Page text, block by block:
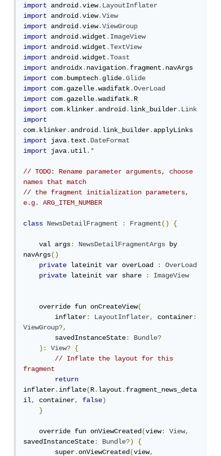
import
android.view.LayoutInflater
import
android.view.View
import
android.view.ViewGroup
import
android.widget.ImageView
import
android.widget.TextView
import
android.widget.Toast
import
androidx.navigation.fragment.
import
com.bumptech.glide.Glide
import
com.gazelle.wadifatk.OverLoad
import
com.gazelle.wadifatk.
import
com.klinker.android.link_builder.Link
import
com.klinker.android.link_builder.
import
java.text.DateFormat
import
java.util.*
// TODO: Rename parameter arguments, choose
names that match
// the fragment initialization parameters,
e.g. ARG_ITEM_NUMBER
class NewsDetailFragment : Fragment() {
    val args
: NewsDetailFragmentArgs by
navArgs()
private lateinit var overLoad :
OverLoad
private lateinit var share : ImageView
    override fun onCreateView
(
        inflater
: LayoutInflater, container:
ViewGroup?,
        savedInstanceState
: Bundle?
):
View?
{
// Inflate the layout for this
fragment
return
inflater.inflate(R.layout.fragment_news_deta
il, container, false)
}
    override fun onViewCreated
(view: View,
savedInstanceState: Bundle?)
{
        super
.onViewCreated(view,